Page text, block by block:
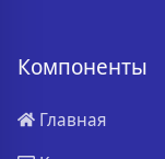
Компоненты
Главная